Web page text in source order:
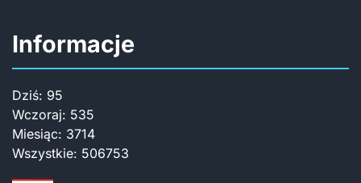
Informacje
Dziś: 95
Wczoraj: 535
Miesiąc: 3714
Wszystkie: 506753